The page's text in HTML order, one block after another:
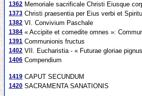
1362 Memoriale sacrificale Christi Eiusque
1373 Christi praesentia per Eius verbi et
1382 VI. Convivium Paschale
1384 « Accipite et comedite omnes »:
1391 Communionis fructus
1402 VII. Eucharistia - « Futurae gloriae
1406 Compendium
1419 CAPUT SECUNDUM
1420 SACRAMENTA SANATIONIS